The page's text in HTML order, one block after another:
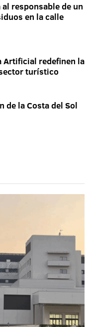
responsable de un
en la calle
Artificial redefinen la
turístico
de la Costa del Sol